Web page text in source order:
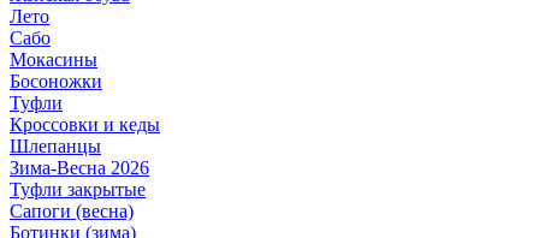
Лето
Сабо
Мокасины
Босоножки
Туфли
Кроссовки и кеды
Шлепанцы
Зима-Весна 2026
Туфли закрытые
Сапоги (весна)
Ботинки (зима)